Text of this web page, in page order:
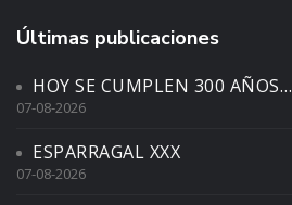
Últimas publicaciones
HOY SE CUMPLEN 300 AÑOS…
07-08-2026
ESPARRAGAL XXX
07-08-2026